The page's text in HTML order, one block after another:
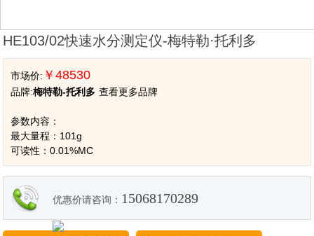
HE103/02快速水分测定仪-梅特勒·托利多
市场价: ￥48530
品牌:梅特勒-托利多 查看更多品牌
参数内容：
最大量程：101g
可读性：0.01%MC
优惠价请咨询： 15068170289